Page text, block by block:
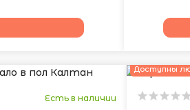
Есть в наличии
Доступны